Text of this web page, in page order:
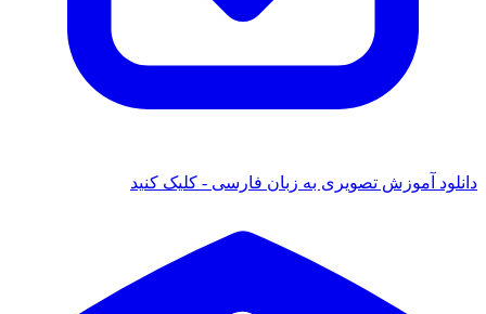
دانلود آموزش تصویری به زبان فارسی - کلیک کنید